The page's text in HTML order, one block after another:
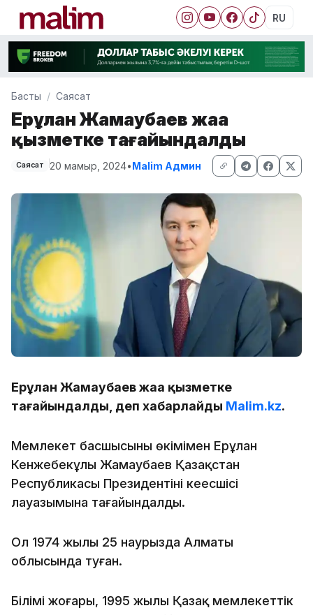
RU
Басты Саясат
Ерұлан Жамаубаев жаңа
қызметке тағайындалды
Саясат 20 мамыр, 2024•Malim Админ
Ерұлан Жамаубаев жаңа қызметке
тағайындалды, деп хабарлайды Malim.kz.
Мемлекет басшысының өкімімен Ерұлан
Кенжебекұлы Жамаубаев Қазақстан
Республикасы Президентінің кеңесшісі
лауазымына тағайындалды.
Ол 1974 жылы 25 наурызда Алматы
облысында туған.
Білімі жоғары, 1995 жылы Қазақ мемлекеттік